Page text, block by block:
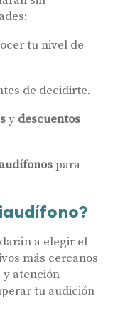
tu nivel de
de decidirte.
y descuentos
para
a elegir el
más cercanos
y atención
tu audición